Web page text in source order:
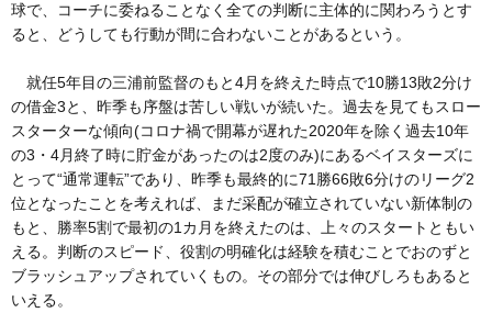
球で、コーチに委ねることなく全ての判断に主体的に関わろうとす
ると、どうしても行動が間に合わないことがあるという。
就任5年目の三浦前監督のもと4月を終えた時点で10勝13敗2分け
の借金3と、昨季も序盤は苦しい戦いが続いた。過去を見てもスロー
スターターな傾向(コロナ禍で開幕が遅れた2020年を除く過去10年
の3・4月終了時に貯金があったのは2度のみ)にあるベイスターズに
とって“通常運転”であり、昨季も最終的に71勝66敗6分けのリーグ2
位となったことを考えれば、まだ采配が確立されていない新体制の
もと、勝率5割で最初の1カ月を終えたのは、上々のスタートともい
える。判断のスピード、役割の明確化は経験を積むことでおのずと
ブラッシュアップされていくもの。その部分では伸びしろもあると
いえる。